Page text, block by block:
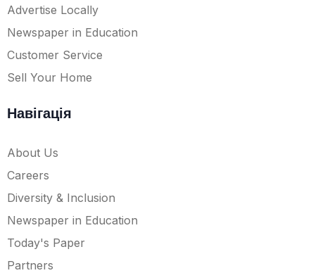
Advertise Locally
Newspaper in Education
Customer Service
Sell Your Home
Навігація
About Us
Careers
Diversity & Inclusion
Newspaper in Education
Today's Paper
Partners